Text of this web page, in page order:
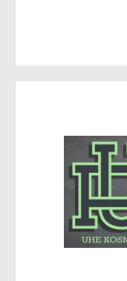
Uhe